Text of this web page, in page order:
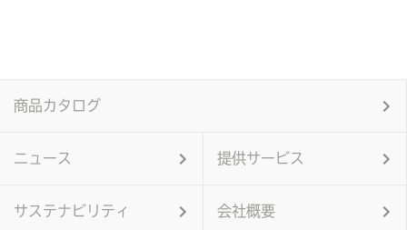
商品カタログ
ニュース 提供サービス
サステナビリティ 会社概要